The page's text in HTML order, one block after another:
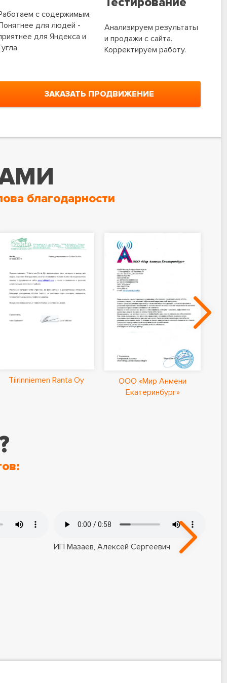
с содержимым.
для людей -
для Яндекса и
Анализируем результаты
и продажи с сайта.
Корректируем работу.
ЗАКАЗАТЬ ПРОДВИЖЕНИЕ
благодарности
Tiirinniemen Ranta Oy
ООО «Мир Анмени
Екатеринбург»
ИП Мазаев, Алексей Сергеевич